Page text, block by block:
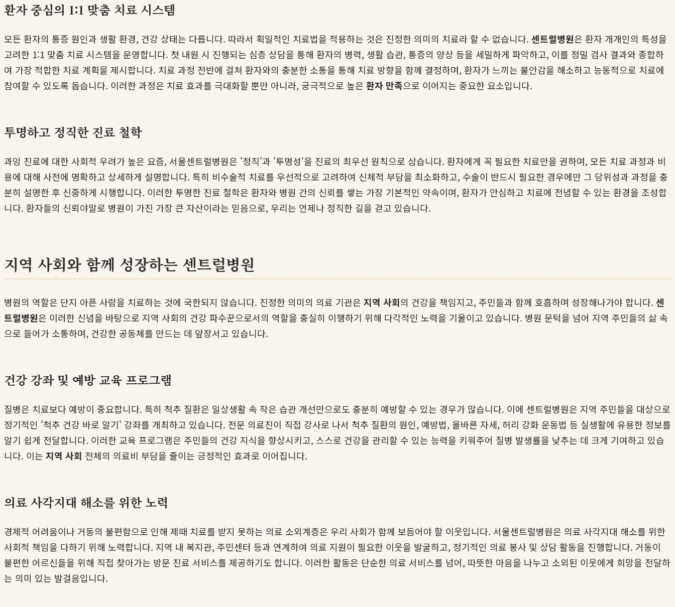
환자 중심의 1:1 맞춤 치료 시스템
모든 환자의 통증 원인과 생활 환경, 건강 상태는 다릅니다. 따라서 획일적인 치료법을 적용하는 것은 진정한 의미의 치료라 할 수 없습니다. 센트럴병원은 환자 개개인의 특성을
고려한 1:1 맞춤 치료 시스템을 운영합니다. 첫 내원 시 진행되는 심층 상담을 통해 환자의 병력, 생활 습관, 통증의 양상 등을 세밀하게 파악하고, 이를 정밀 검사 결과와 종합하
여 가장 적합한 치료 계획을 제시합니다. 치료 과정 전반에 걸쳐 환자와의 충분한 소통을 통해 치료 방향을 함께 결정하며, 환자가 느끼는 불안감을 해소하고 능동적으로 치료에
참여할 수 있도록 돕습니다. 이러한 과정은 치료 효과를 극대화할 뿐만 아니라, 궁극적으로 높은 환자 만족으로 이어지는 중요한 요소입니다.
투명하고 정직한 진료 철학
과잉 진료에 대한 사회적 우려가 높은 요즘, 서울센트럴병원은 '정직'과 '투명성'을 진료의 최우선 원칙으로 삼습니다. 환자에게 꼭 필요한 치료만을 권하며, 모든 치료 과정과 비
용에 대해 사전에 명확하고 상세하게 설명합니다. 특히 비수술적 치료를 우선적으로 고려하여 신체적 부담을 최소화하고, 수술이 반드시 필요한 경우에만 그 당위성과 과정을 충
분히 설명한 후 신중하게 시행합니다. 이러한 투명한 진료 철학은 환자와 병원 간의 신뢰를 쌓는 가장 기본적인 약속이며, 환자가 안심하고 치료에 전념할 수 있는 환경을 조성합
니다. 환자들의 신뢰야말로 병원이 가진 가장 큰 자산이라는 믿음으로, 우리는 언제나 정직한 길을 걷고 있습니다.
지역 사회와 함께 성장하는 센트럴병원
병원의 역할은 단지 아픈 사람을 치료하는 것에 국한되지 않습니다. 진정한 의미의 의료 기관은 지역 사회의 건강을 책임지고, 주민들과 함께 호흡하며 성장해나가야 합니다. 센
트럴병원은 이러한 신념을 바탕으로 지역 사회의 건강 파수꾼으로서의 역할을 충실히 이행하기 위해 다각적인 노력을 기울이고 있습니다. 병원 문턱을 넘어 지역 주민들의 삶 속
으로 들어가 소통하며, 건강한 공동체를 만드는 데 앞장서고 있습니다.
건강 강좌 및 예방 교육 프로그램
질병은 치료보다 예방이 중요합니다. 특히 척추 질환은 일상생활 속 작은 습관 개선만으로도 충분히 예방할 수 있는 경우가 많습니다. 이에 센트럴병원은 지역 주민들을 대상으로
정기적인 '척추 건강 바로 알기' 강좌를 개최하고 있습니다. 전문 의료진이 직접 강사로 나서 척추 질환의 원인, 예방법, 올바른 자세, 허리 강화 운동법 등 실생활에 유용한 정보를
알기 쉽게 전달합니다. 이러한 교육 프로그램은 주민들의 건강 지식을 향상시키고, 스스로 건강을 관리할 수 있는 능력을 키워주어 질병 발생률을 낮추는 데 크게 기여하고 있습
니다. 이는 지역 사회 전체의 의료비 부담을 줄이는 긍정적인 효과로 이어집니다.
의료 사각지대 해소를 위한 노력
경제적 어려움이나 거동의 불편함으로 인해 제때 치료를 받지 못하는 의료 소외계층은 우리 사회가 함께 보듬어야 할 이웃입니다. 서울센트럴병원은 의료 사각지대 해소를 위한
사회적 책임을 다하기 위해 노력합니다. 지역 내 복지관, 주민센터 등과 연계하여 의료 지원이 필요한 이웃을 발굴하고, 정기적인 의료 봉사 및 상담 활동을 진행합니다. 거동이
불편한 어르신들을 위해 직접 찾아가는 방문 진료 서비스를 제공하기도 합니다. 이러한 활동은 단순한 의료 서비스를 넘어, 따뜻한 마음을 나누고 소외된 이웃에게 희망을 전달하
는 의미 있는 발걸음입니다.